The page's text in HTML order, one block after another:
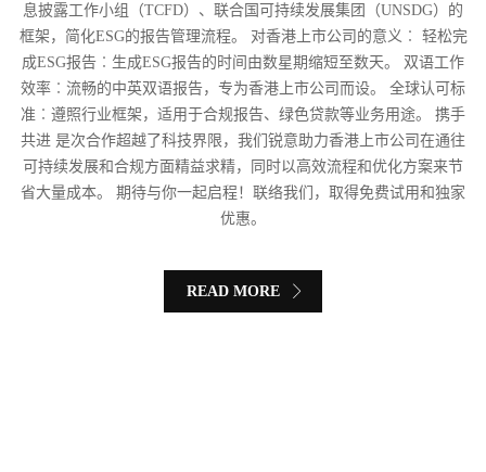
息披露工作小组（TCFD）、联合国可持续发展集团（UNSDG）的
框架，简化ESG的报告管理流程。 对香港上市公司的意义︰ 轻松完
成ESG报告︰生成ESG报告的时间由数星期缩短至数天。 双语工作
效率︰流畅的中英双语报告，专为香港上市公司而设。 全球认可标
准︰遵照行业框架，适用于合规报告、绿色贷款等业务用途。 携手
共进 是次合作超越了科技界限，我们锐意助力香港上市公司在通往
可持续发展和合规方面精益求精，同时以高效流程和优化方案来节
省大量成本。 期待与你一起启程！联络我们，取得免费试用和独家
优惠。
READ MORE